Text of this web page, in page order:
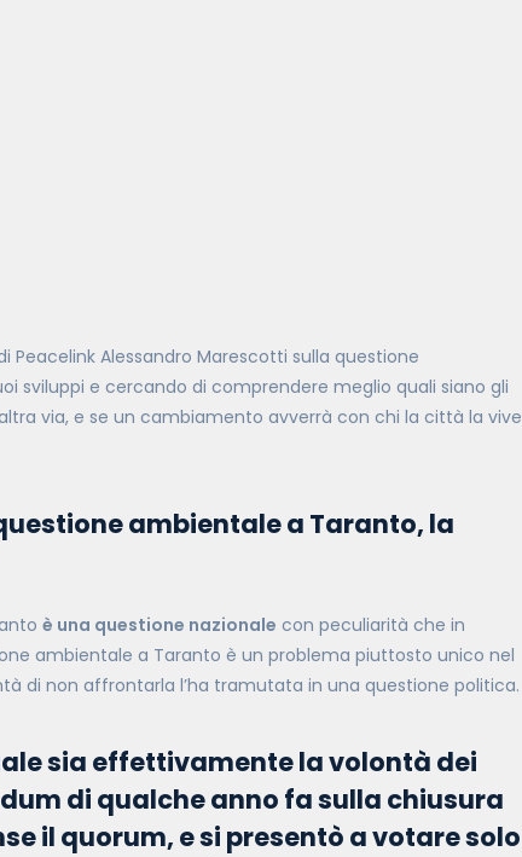
Peacelink Alessandro Marescotti sulla questione
sviluppi e cercando di comprendere meglio quali siano gli
via, e se un cambiamento avverrà con chi la città la vive
ambientale a Taranto, la
è una questione nazionale con peculiarità che in
ambientale a Taranto è un problema piuttosto unico nel
di non affrontarla l’ha tramutata in una questione politica.
sia effettivamente la volontà dei
di qualche anno fa sulla chiusura
il quorum, e si presentò a votare solo